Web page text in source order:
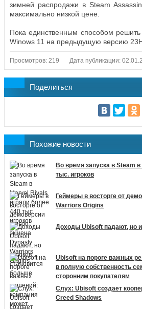
зимней распродажи в Steam
максимально низкой цене.
Пока единственным способом решить
Winows 11 на предыдущую версию
Просмотров: 219 Дата публикации:
Поделиться
Похожие новости
Во время запуска в Steam
тыс. игроков
Геймеры в восторге от
Warriors Origins
Доходы Ubisoft падают, но
Ubisoft на пороге важных
в полную собственность
сторонним покупателям
Слух: Ubisoft создает
Creed Shadows